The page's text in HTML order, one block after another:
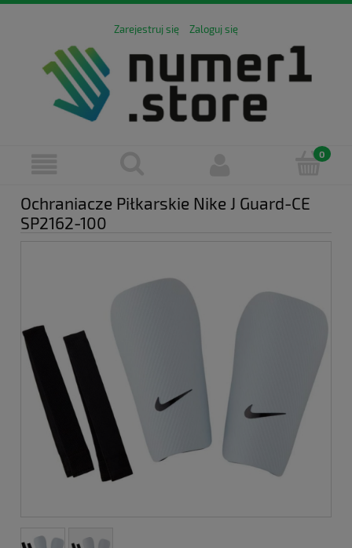
Zarejestruj się Zaloguj się
Ochraniacze Piłkarskie Nike J Guard-CE
SP2162-100